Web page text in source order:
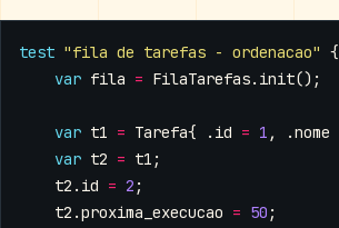
test "fila de tarefas - ordenacao" {
var fila = FilaTarefas. init();
var t1 = Tarefa{ . id = 1 , .nome
var t2 = t1 ;
t2 . id = 2 ;
t2 .proxima_execucao = 50 ;